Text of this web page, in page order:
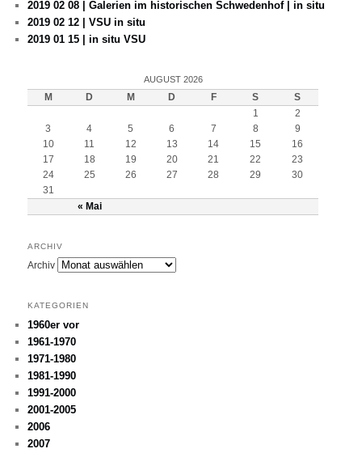
2019 02 08 | Galerien im historischen Schwedenhof | in situ
2019 02 12 | VSU in situ
2019 01 15 | in situ VSU
AUGUST 2026
M D M D F S S
« Mai
1
2
3
4 5 6 7 8
9
10
11 12 13 14 15
16
17
18 19 20 21 22
23
24
25 26 27 28 29
30
31
ARCHIV
Archiv
KATEGORIEN
1960er vor
1961-1970
1971-1980
1981-1990
1991-2000
2001-2005
2006
2007